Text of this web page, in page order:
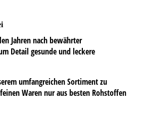
Jahren nach bewährter
Detail gesunde und leckere
umfangreichen Sortiment zu
Waren nur aus besten Rohstoffen